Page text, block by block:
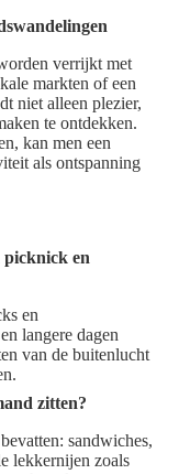
verrijkt met
markten of een
niet alleen plezier,
te ontdekken.
kan men een
als ontspanning
picknick en
en
langere dagen
van de buitenlucht
zitten?
sandwiches,
lekkernijen zoals